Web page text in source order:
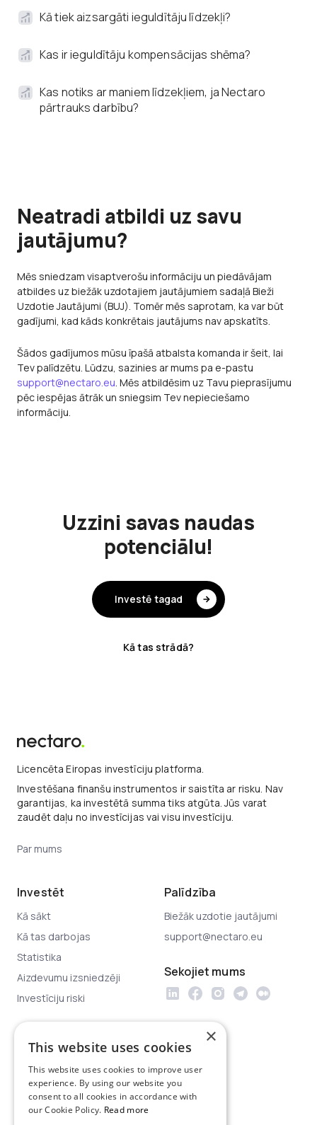
Kā tiek aizsargāti ieguldītāju līdzekļi?
Kas ir ieguldītāju kompensācijas shēma?
Kas notiks ar maniem līdzekļiem, ja Nectaro
pārtrauks darbību?
Neatradi atbildi uz savu
jautājumu?
Mēs sniedzam visaptverošu informāciju un piedāvājam
atbildes uz biežāk uzdotajiem jautājumiem sadaļā Bieži
Uzdotie Jautājumi (BUJ). Tomēr mēs saprotam, ka var būt
gadījumi, kad kāds konkrētais jautājums nav apskatīts.
Šādos gadījumos mūsu īpašā atbalsta komanda ir šeit, lai
Tev palīdzētu. Lūdzu, sazinies ar mums pa e-pastu
support@nectaro.eu. Mēs atbildēsim uz Tavu pieprasījumu
pēc iespējas ātrāk un sniegsim Tev nepieciešamo
informāciju.
Uzzini savas naudas
potenciālu!
Investē tagad
Kā tas strādā?
Licencēta Eiropas investīciju platforma.
Investēšana finanšu instrumentos ir saistīta ar risku. Nav
garantijas, ka investētā summa tiks atgūta. Jūs varat
zaudēt daļu no investīcijas vai visu investīciju.
Par mums
Investēt
Kā sākt
Kā tas darbojas
Statistika
Aizdevumu izsniedzēji
Investīciju riski
Palīdzība
Biežāk uzdotie jautājumi
support@nectaro.eu
Sekojiet mums
Privātuma politika
Platformas lietošanas
noteikumi
Investoru aizsardzība
×
This website uses cookies
This website uses cookies to improve user
experience. By using our website you
consent to all cookies in accordance with
our Cookie Policy. Read more